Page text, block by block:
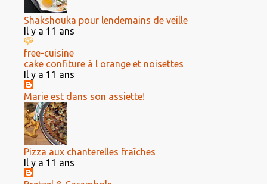
Shakshouka pour lendemains de veille
Il y a 11 ans
free-cuisine
cake confiture à l orange et noisettes
Il y a 11 ans
Marie est dans son assiette!
Pizza aux chanterelles fraîches
Il y a 11 ans